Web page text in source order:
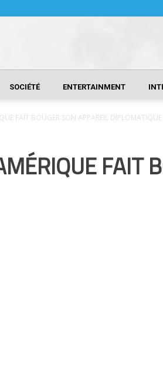
SOCIÉTÉ ENTERTAINMENT
FAIT BOUGER SON APPAREIL DIPLOMATIQUE
FAIT